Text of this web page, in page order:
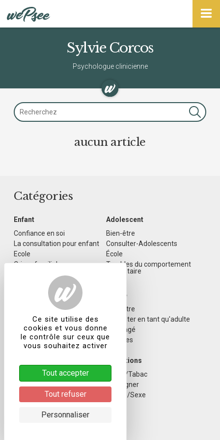
Sylvie Corcos
Psychologue clinicienne
aucun article
Catégories
Enfant
Confiance en soi
La consultation pour enfant
Ecole
Crises familiales
Troubles du sommeil
Adolescent
Bien-être
Consulter-Adolescents
École
Troubles du comportement
alimentaire
Grossesse
L'arrivée d'un bébé
Adulte
Bien-être
Consulter en tant qu'adulte
Sujet âgé
Troubles
Vie de couple
Addictions
Alcool/Tabac
Se soigner
Écrans/Sexe
Actualités
Ce site utilise des
cookies et vous donne
le contrôle sur ceux que
vous souhaitez activer
Tout accepter
Tout refuser
Personnaliser